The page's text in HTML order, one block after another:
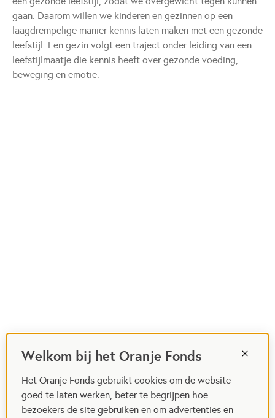
Welkom bij het Oranje Fonds
Het Oranje Fonds gebruikt cookies om de website
goed te laten werken, beter te begrijpen hoe
bezoekers de site gebruiken en om advertenties en
gaan. Daarom willen we kinderen en gezinnen op een
laagdrempelige manier kennis laten maken met een gezonde
leefstijl. Een gezin volgt een traject onder leiding van een
leefstijlmaatje die kennis heeft over gezonde voeding,
beweging en emotie.